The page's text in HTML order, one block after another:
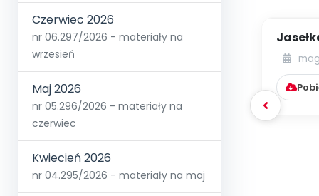
Czerwiec 2026
nr 06.297/2026 - materiały na
wrzesień
Maj 2026
nr 05.296/2026 - materiały na
czerwiec
Kwiecień 2026
nr 04.295/2026 - materiały na maj